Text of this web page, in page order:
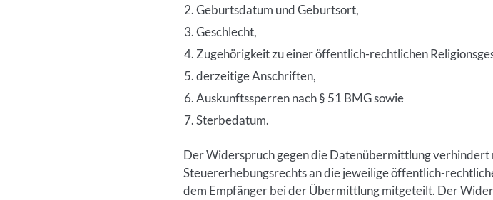
Geburtsdatum und Geburtsort,
Geschlecht,
Zugehörigkeit zu einer öffentlich-rechtlichen
derzeitige Anschriften,
Auskunftssperren nach § 51 BMG sowie
Sterbedatum.
Der Widerspruch gegen die Datenübermittlung
Steuererhebungsrechts an die jeweilige öffentlich-
dem Empfänger bei der Übermittlung mitgeteilt. Der